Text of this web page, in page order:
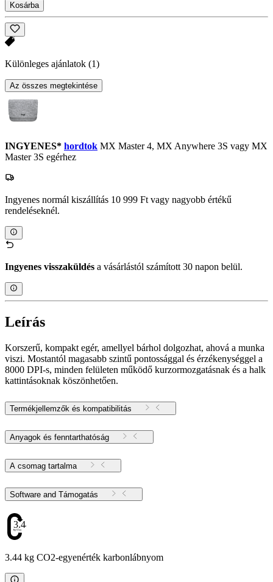
Kosárba
Különleges ajánlatok (1)
Az összes megtekintése
INGYENES* hordtok MX Master 4, MX Anywhere 3S vagy MX
Master 3S egérhez
Ingyenes normál kiszállítás 10 999 Ft vagy nagyobb értékű
rendeléseknél.
Ingyenes visszaküldés a vásárlástól számított 30 napon belül.
Leírás
Korszerű, kompakt egér, amellyel bárhol dolgozhat, ahová a munka
viszi. Mostantól magasabb szintű pontossággal és érzékenységgel a
8000 DPI-s, minden felületen működő kurzormozgatásnak és a halk
kattintásoknak köszönhetően.
Termékjellemzők és kompatibilitás
Anyagok és fenntarthatóság
A csomag tartalma
Software and Támogatás
3.44
3.44 kg CO2-egyenérték karbonlábnyom